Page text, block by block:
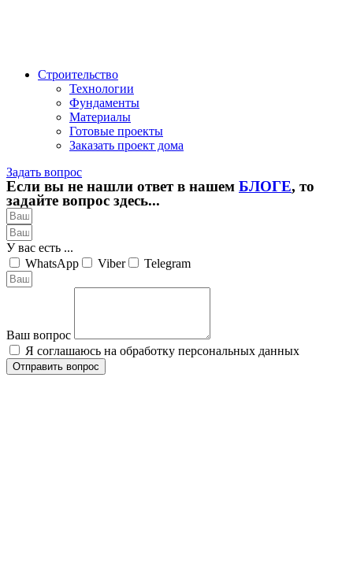
Строительство
Технологии
Фундаменты
Материалы
Готовые проекты
Заказать проект дома
Задать вопрос
Если вы не нашли ответ в нашем БЛОГЕ, то
задайте вопрос здесь...
У вас есть ...
WhatsApp
Viber Telegram
Ваш вопрос
Я соглашаюсь на обработку персональных данных
Отправить вопрос